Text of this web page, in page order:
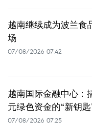
越南继续成为波兰食
场
07/08/2026 07:42
越南国际金融中心：
元绿色资金的“新钥匙
07/08/2026 07:25